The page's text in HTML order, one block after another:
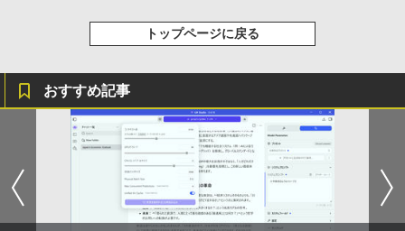
トップページに戻る
おすすめ記事